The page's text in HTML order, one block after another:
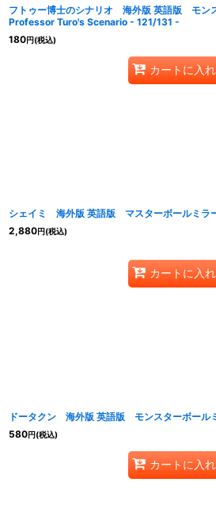
フトゥー博士のシナリオ 海外版 英語版 モン
Professor Turo's Scenario - 121/131 -
180円(税込)
カートに入
シェイミ 海外版 英語版 マスターボールミ
2,880円(税込)
カートに入
ドータクン 海外版 英語版 モンスターボー
580円(税込)
カートに入